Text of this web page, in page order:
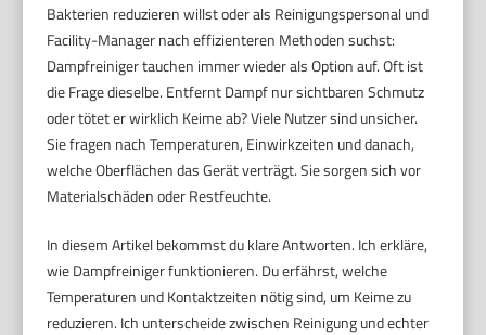
Bakterien reduzieren willst oder als Reinigungspersonal und
Facility-Manager nach effizienteren Methoden suchst:
Dampfreiniger tauchen immer wieder als Option auf. Oft ist
die Frage dieselbe. Entfernt Dampf nur sichtbaren Schmutz
oder tötet er wirklich Keime ab? Viele Nutzer sind unsicher.
Sie fragen nach Temperaturen, Einwirkzeiten und danach,
welche Oberflächen das Gerät verträgt. Sie sorgen sich vor
Materialschäden oder Restfeuchte.
In diesem Artikel bekommst du klare Antworten. Ich erkläre,
wie Dampfreiniger funktionieren. Du erfährst, welche
Temperaturen und Kontaktzeiten nötig sind, um Keime zu
reduzieren. Ich unterscheide zwischen Reinigung und echter